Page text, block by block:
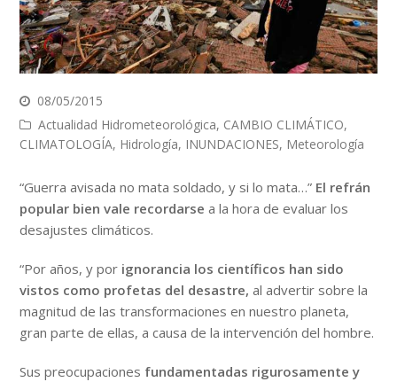
08/05/2015
Actualidad Hidrometeorológica, CAMBIO CLIMÁTICO,
CLIMATOLOGÍA, Hidrología, INUNDACIONES, Meteorología
“Guerra avisada no mata soldado, y si lo mata…” El refrán
popular bien vale recordarse a la hora de evaluar los
desajustes climáticos.
“Por años, y por ignorancia los científicos han sido
vistos como profetas del desastre, al advertir sobre la
magnitud de las transformaciones en nuestro planeta,
gran parte de ellas, a causa de la intervención del hombre.
Sus preocupaciones fundamentadas rigurosamente y